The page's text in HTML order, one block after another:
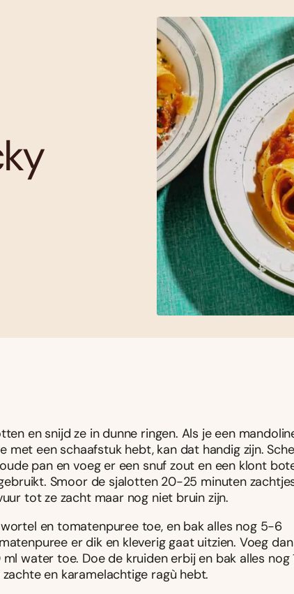
en snijd ze in dunne ringen. Als je een
met een schaafstuk hebt, kan dat handig zijn.
pan en voeg er een snuf zout en een klont
Smoor de sjalotten 20-25 minuten
tot ze zacht maar nog niet bruin zijn.
en tomatenpuree toe, en bak alles nog 5-6
er dik en kleverig gaat uitzien. Voeg
water toe. Doe de kruiden erbij en bak alles nog
en karamelachtige ragù hebt.